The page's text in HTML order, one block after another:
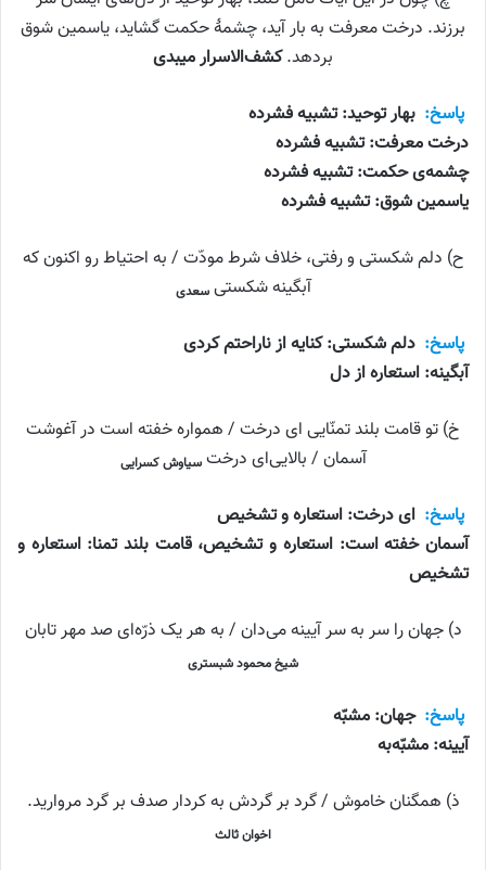
برزند. درخت معرفت به بار آید، چشمهٔ حکمت گشاید، یاسمین شوق
بردهد.کشف‌الاسرار میبدی
پاسخ: بهار توحید: تشبیه فشرده
درخت معرفت: تشبیه فشرده
چشمه‌ی حکمت: تشبیه فشرده
یاسمین شوق: تشبیه فشرده
ح) دلم شکستی و رفتی، خلاف شرط مودّت / به احتیاط رو اکنون که
آبگینه شکستیسعدی
پاسخ: دلم شکستی: کنایه از ناراحتم کردی
آبگینه: استعاره از دل
خ) تو قامت بلند تمنّایی ای درخت / همواره خفته است در آغوشت
آسمان / بالایی‌ای درختسیاوش کسرایی
پاسخ: ای درخت: استعاره و تشخیص
آسمان خفته است: استعاره و تشخیص، قامت بلند تمنا: استعاره و
تشخیص
د) جهان را سر به سر آیینه می‌دان / به هر یک ذرّه‌ای صد مهر تابان
شیخ محمود شبستری
پاسخ: جهان: مشبّه
آیینه: مشبّه‌به
ذ) همگنان خاموش / گرد بر گردش به کردار صدف بر گرد مروارید.
اخوان ثالث